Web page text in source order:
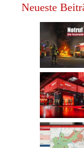
Neueste